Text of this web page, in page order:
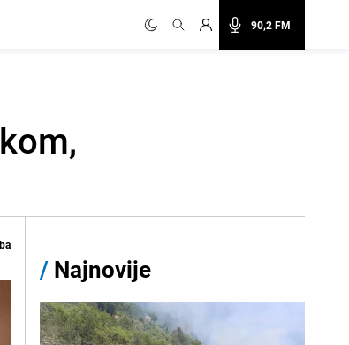
90,2 FM
/ Najnovije